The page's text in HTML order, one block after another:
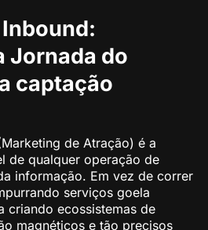
Jornada do
captação
de Atração) é a
de qualquer operação de
informação. Em vez de correr
serviços goela
criando ecossistemas de
magnéticos e tão precisos